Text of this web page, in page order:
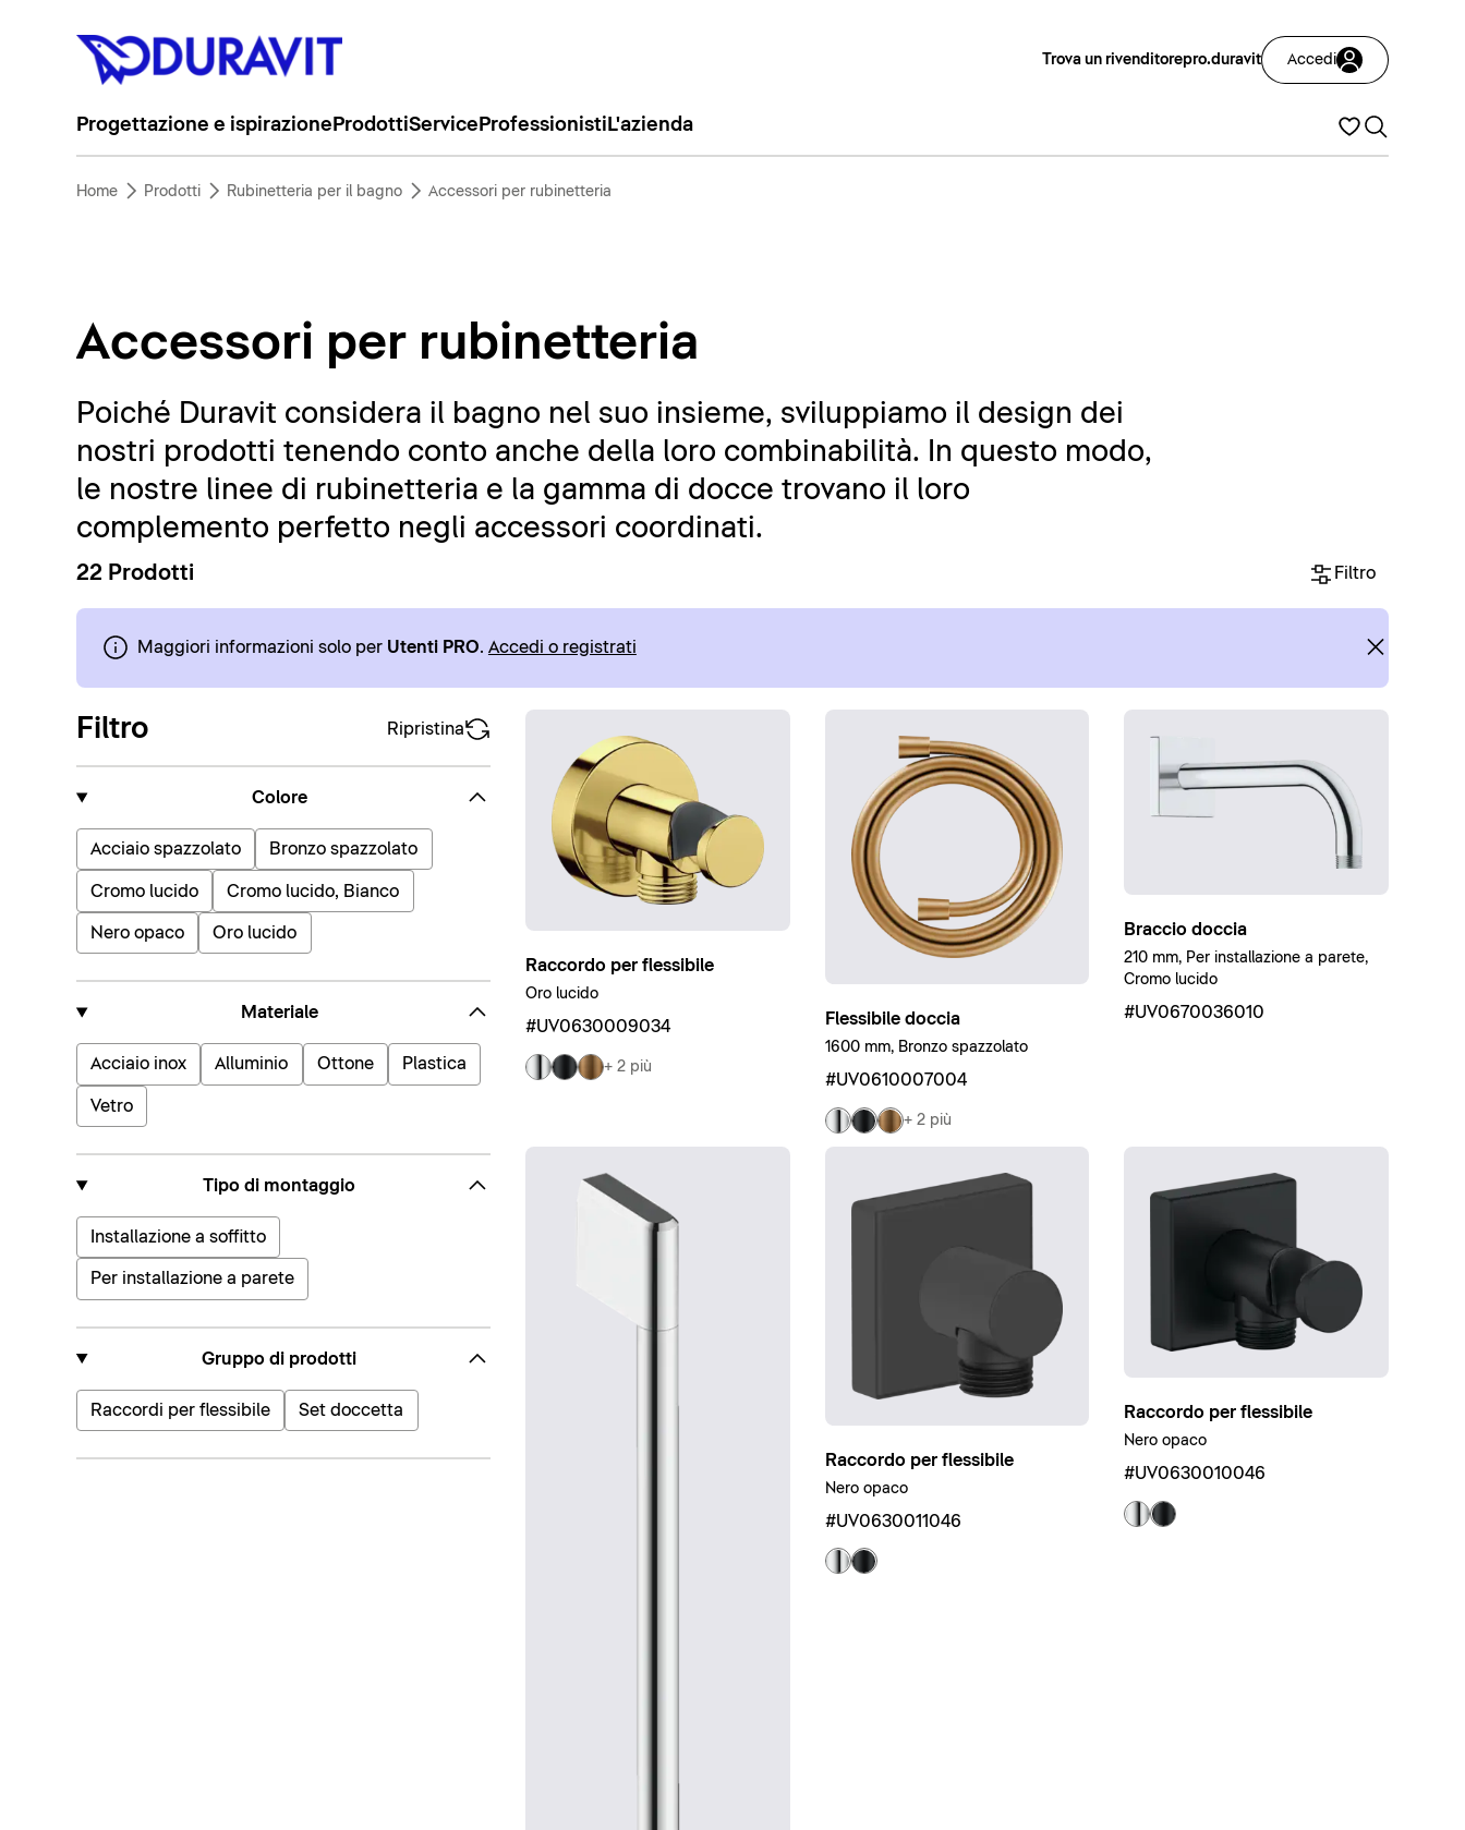
Trova un rivenditorepro.duravit Accedi
Progettazione e ispirazione ProdottiService Professionisti L'azienda
Home Prodotti Rubinetteria per il bagno Accessori per rubinetteria
Accessori per rubinetteria
Poiché Duravit considera il bagno nel suo insieme, sviluppiamo il design dei
nostri prodotti tenendo conto anche della loro combinabilità. In questo modo,
le nostre linee di rubinetteria e la gamma di docce trovano il loro
complemento perfetto negli accessori coordinati.
22 Prodotti Filtro
Maggiori informazioni solo per Utenti PRO. Accedi o registrati
Filtro Ripristina
Colore
Acciaio spazzolato Bronzo spazzolato
Cromo lucido Cromo lucido, Bianco
Nero opaco Oro lucido
Materiale
Acciaio inox Alluminio Ottone Plastica
Vetro
Tipo di montaggio
Installazione a soffitto
Per installazione a parete
Gruppo di prodotti
Raccordi per flessibile Set doccetta
Raccordo per flessibile
Oro lucido
#UV0630009034
+ 2 più
Flessibile doccia
1600 mm, Bronzo spazzolato
#UV0610007004
+ 2 più
Braccio doccia
210 mm, Per installazione a parete,
Cromo lucido
#UV0670036010
Raccordo per flessibile
Nero opaco
#UV0630011046
Raccordo per flessibile
Nero opaco
#UV0630010046